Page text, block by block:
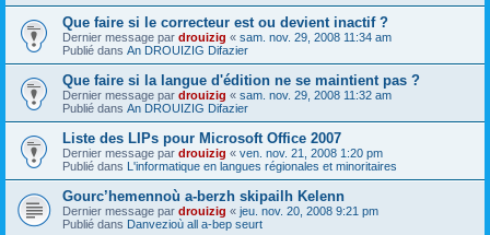
Que faire si le correcteur est ou devient inactif ?
Dernier message par drouizig « sam. nov. 29, 2008 11:34 am
Publié dans An DROUIZIG Difazier
Que faire si la langue d'édition ne se maintient pas ?
Dernier message par drouizig « sam. nov. 29, 2008 11:32 am
Publié dans An DROUIZIG Difazier
Liste des LIPs pour Microsoft Office 2007
Dernier message par drouizig « ven. nov. 21, 2008 1:20 pm
Publié dans L'informatique en langues régionales et minoritaires
Gourc’hemennoù a-berzh skipailh Kelenn
Dernier message par drouizig « jeu. nov. 20, 2008 9:21 pm
Publié dans Danvezioù all a-bep seurt